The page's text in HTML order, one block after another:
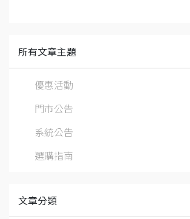
所有文章主題
優惠活動
門市公告
系統公告
選購指南
文章分類